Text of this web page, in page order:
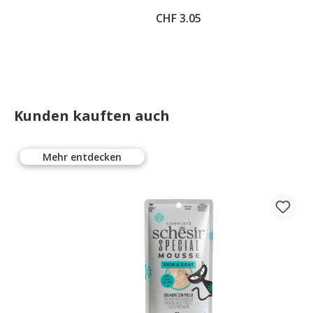
CHF 3.05
Kunden kauften auch
Mehr entdecken